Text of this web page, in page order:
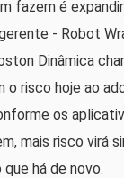
fazem é
- Robot
Dinâmica
o risco hoje ao
os
mais risco virá
há de novo.